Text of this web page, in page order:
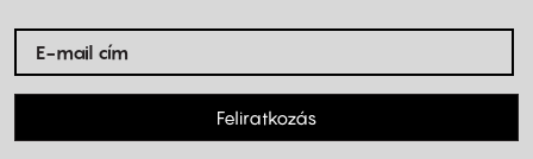
Feliratkozás